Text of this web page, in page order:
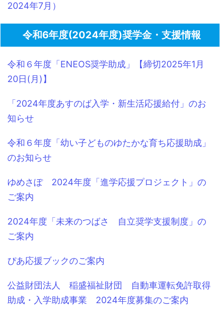
2024年7月）
令和6年度(2024年度)奨学金・支援情報
令和６年度「ENEOS奨学助成」【締切2025年1月
20日(月)】
「2024年度あすのば入学・新生活応援給付」のお
知らせ
令和６年度「幼い子どものゆたかな育ち応援助成」
のお知らせ
ゆめさぽ 2024年度「進学応援プロジェクト」の
ご案内
2024年度「未来のつばさ 自立奨学支援制度」の
ご案内
ぴあ応援ブックのご案内
公益財団法人 稲盛福祉財団 自動車運転免許取得
助成・入学助成事業 2024年度募集のご案内